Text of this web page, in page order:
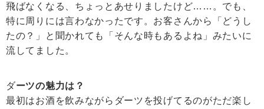
飛ばなくなる、ちょっとあせりましたけど……。でも、
特に周りには言わなかったです。お客さんから「どうし
たの？」と聞かれても「そんな時もあるよね」みたいに
流してました。
ダーツの魅力は？
最初はお酒を飲みながらダーツを投げてるのがただ楽し